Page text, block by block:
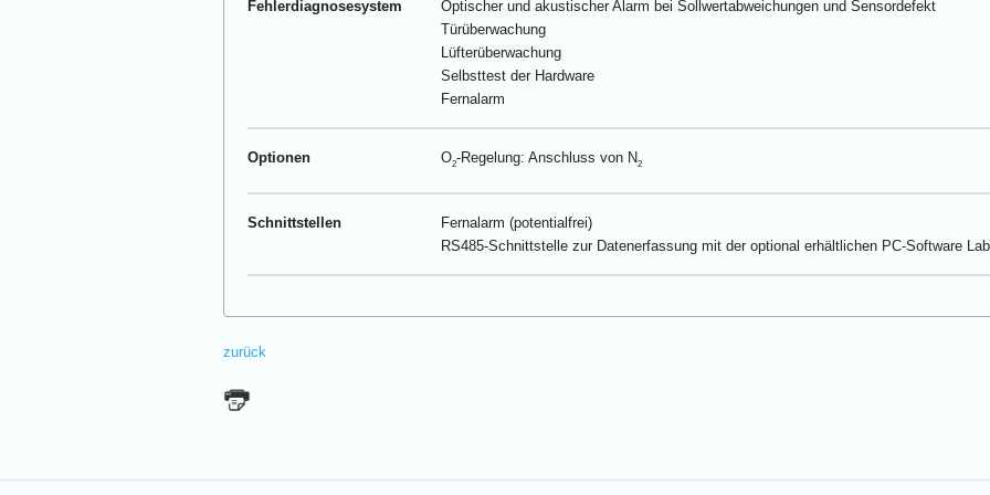
Fehlerdiagnosesystem
Optischer und akustischer Alarm bei Sollwertabweichungen und Sensordefekt
Türüberwachung
Lüfterüberwachung
Selbsttest der Hardware
Fernalarm
Optionen O2-Regelung: Anschluss von N2
Schnittstellen
Fernalarm (potentialfrei)
RS485-Schnittstelle zur Datenerfassung mit der optional erhältlichen PC-Software
zurück